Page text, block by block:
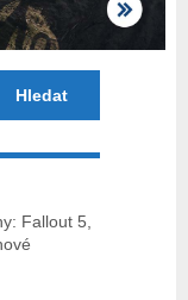
Fallout 5,